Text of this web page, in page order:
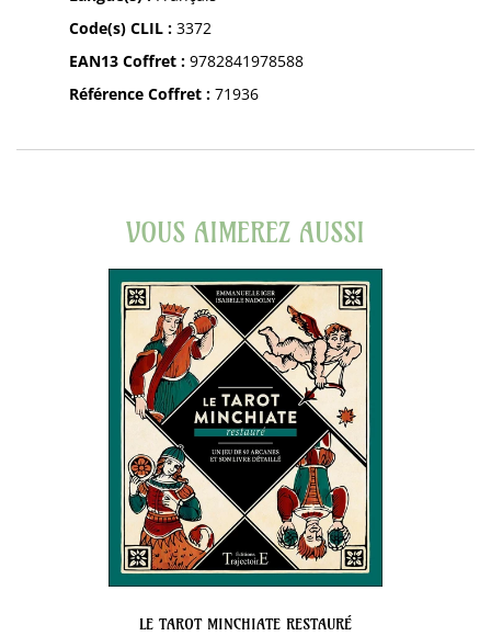
Code(s) CLIL :3372
EAN13 Coffret :9782841978588
Référence Coffret :71936
VOUS AIMEREZ AUSSI
LE TAROT MINCHIATE RESTAURÉ